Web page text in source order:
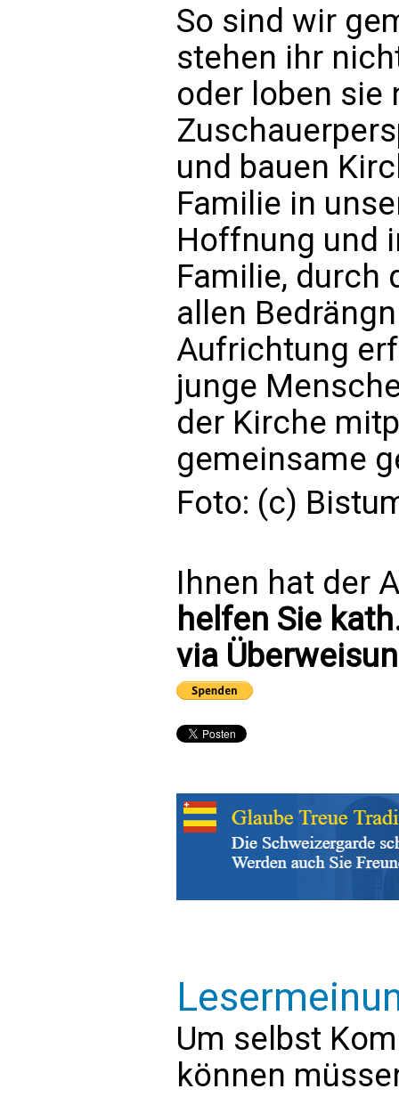
So sind wir
stehen ihr
oder loben sie
und bauen
Familie in
Hoffnung und
Familie, durch
allen
Aufrichtung
junge
der Kirche
gemeinsame
Foto: (c)
Ihnen hat der
helfen Sie
via
Um selbst
können